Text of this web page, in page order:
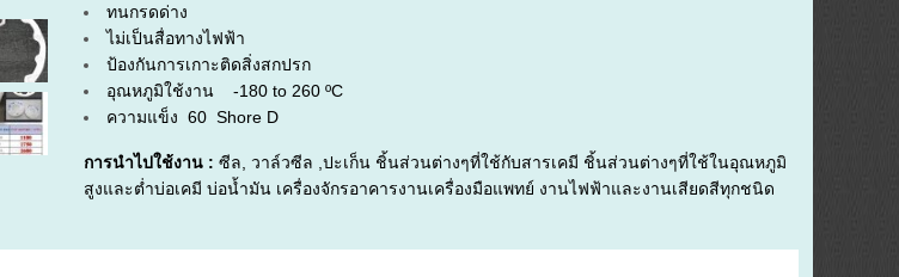
ทนกรดด่าง
ไม่เป็นสื่อทางไฟฟ้า
ป้องกันการเกาะติดสิ่งสกปรก
อุณหภูมิใช้งาน -180 to 260 ºC
ความแข็ง 60 Shore D
การนำไปใช้งาน :ซีล, วาล์วซีล ,ปะเก็น ชิ้นส่วนต่างๆที่ใช้กับสารเคมี ชิ้นส่วนต่างๆที่ใช้ในอุณหภูมิ
สูงและต่ำบ่อเคมี บ่อน้ำมัน เครื่องจักรอาคารงานเครื่องมือแพทย์ งานไฟฟ้าและงานเสียดสีทุกชนิด